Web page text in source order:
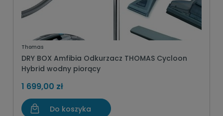
Thomas
DRY BOX Amfibia Odkurzacz THOMAS Cycloon
Hybrid wodny piorący
1 699,00 zł
Do koszyka